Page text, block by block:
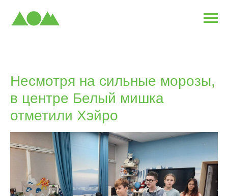
Несмотря на сильные морозы,
в центре Белый мишка
отметили Хэйро